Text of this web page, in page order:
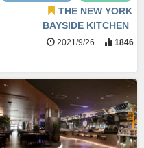
THE NEW YORK
BAYSIDE KITCHEN
2021/9/26 1846